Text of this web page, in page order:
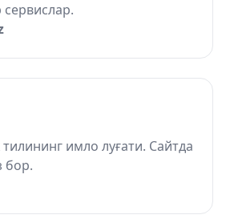
имло луғати. Сайтда
бор.